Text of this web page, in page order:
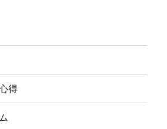
得